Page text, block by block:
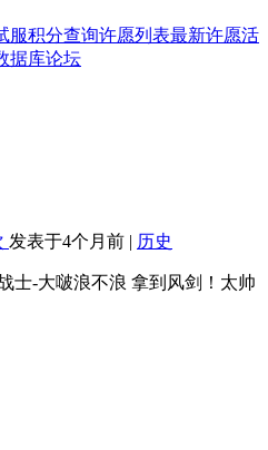
服积分查询许愿列表最新许愿活
据库论坛
发表于4个月前 | 历史
士-大啵浪不浪 拿到风剑！太帅